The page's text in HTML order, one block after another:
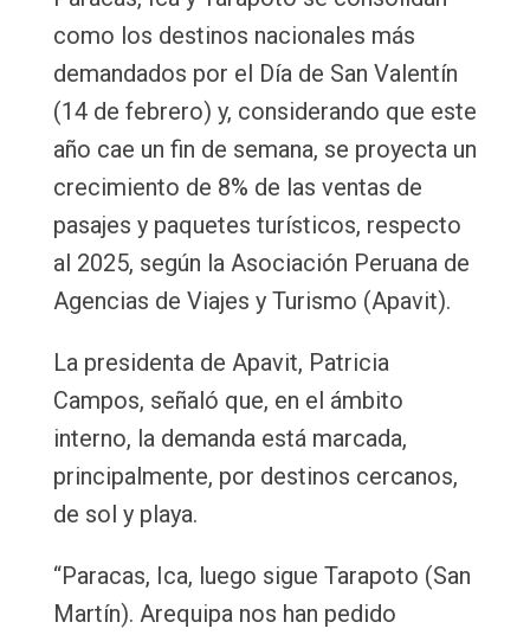
como los destinos nacionales más
demandados por el Día de San Valentín
(14 de febrero) y, considerando que este
año cae un fin de semana, se proyecta un
crecimiento de 8% de las ventas de
pasajes y paquetes turísticos, respecto
al 2025, según la Asociación Peruana de
Agencias de Viajes y Turismo (Apavit).
La presidenta de Apavit, Patricia
Campos, señaló que, en el ámbito
interno, la demanda está marcada,
principalmente, por destinos cercanos,
de sol y playa.
“Paracas, Ica, luego sigue Tarapoto (San
Martín). Arequipa nos han pedido